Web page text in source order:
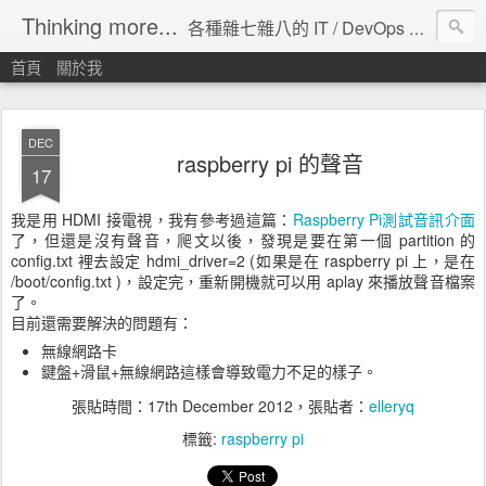
Thinking more... 各種雜七雜八的 IT / DevOps 工具 / 程式設計 / 雲端服務分享。
首頁 關於我
DEC
17 raspberry pi 的聲音
我是用 HDMI 接電視，我有參考過這篇： Raspberry Pi測試音訊介面
了，但還是沒有聲音，爬文以後，發現是要在第一個 partition 的
config.txt 裡去設定 hdmi_driver=2 (如果是在 raspberry pi 上，是在
/boot/config.txt )，設定完，重新開機就可以用 aplay 來播放聲音檔案
了。
目前還需要解決的問題有：
無線網路卡
鍵盤+滑鼠+無線網路這樣會導致電力不足的樣子。
張貼時間： 17th December 2012 ，張貼者： elleryq
標籤: raspberry pi